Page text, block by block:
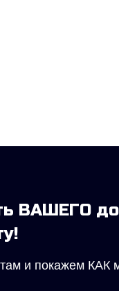
ВАШЕГО
и покажем КАК